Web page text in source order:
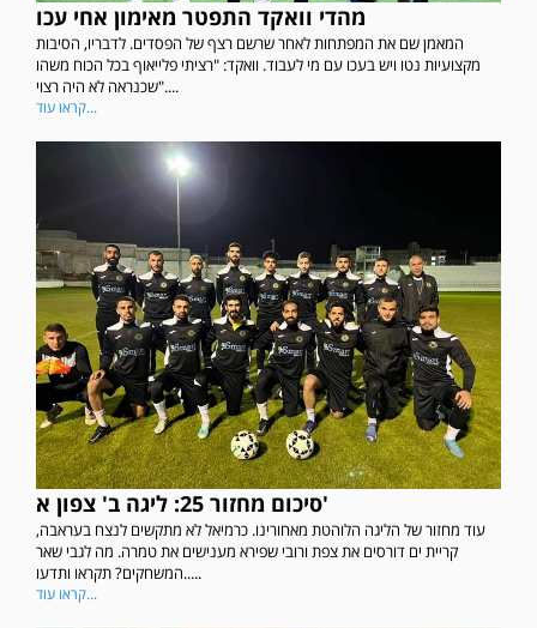
מהדי וואקד התפטר מאימון אחי עכו
המאמן שם את המפתחות לאחר שרשם רצף של הפסדים. לדבריו, הסיבות
מקצועיות נטו ויש בעכו עם מי לעבוד. וואקד: "רציתי פלייאוף בכל הכוח משהו
שכנראה לא היה רצוי"....
קראו עוד...
סיכום מחזור 25: ליגה ב' צפון א'
עוד מחזור של הליגה הלוהטת מאחורינו. כרמיאל לא מתקשים לנצח בעראבה,
קריית ים דורסים את צפת ורובי שפירא מענישים את טמרה. מה לגבי שאר
המשחקים? תקראו ותדעו.....
קראו עוד...